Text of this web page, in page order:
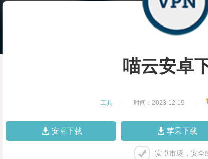
喵云安卓
工具 时间：2023-12-19
安卓下载 苹果下载
安卓市场，安全